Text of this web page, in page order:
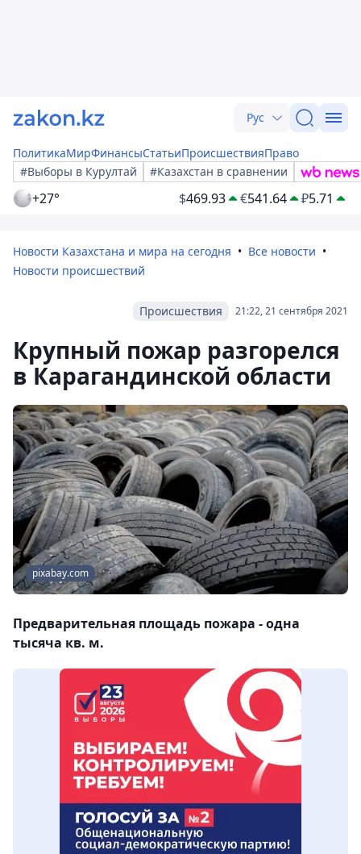
Рус
ПолитикаМирФинансыСтатьиПроисшествияПраво
#Выборы в Курултай
#Казахстан в сравнении
+27° $469.93 €541.64 ₽5.71
Новости Казахстана и мира на сегодня
Все новости
Новости происшествий
21:22, 21 сентября 2021
Происшествия
Крупный пожар разгорелся
в Карагандинской области
pixabay.com
Предварительная площадь пожара - одна
тысяча кв. м.